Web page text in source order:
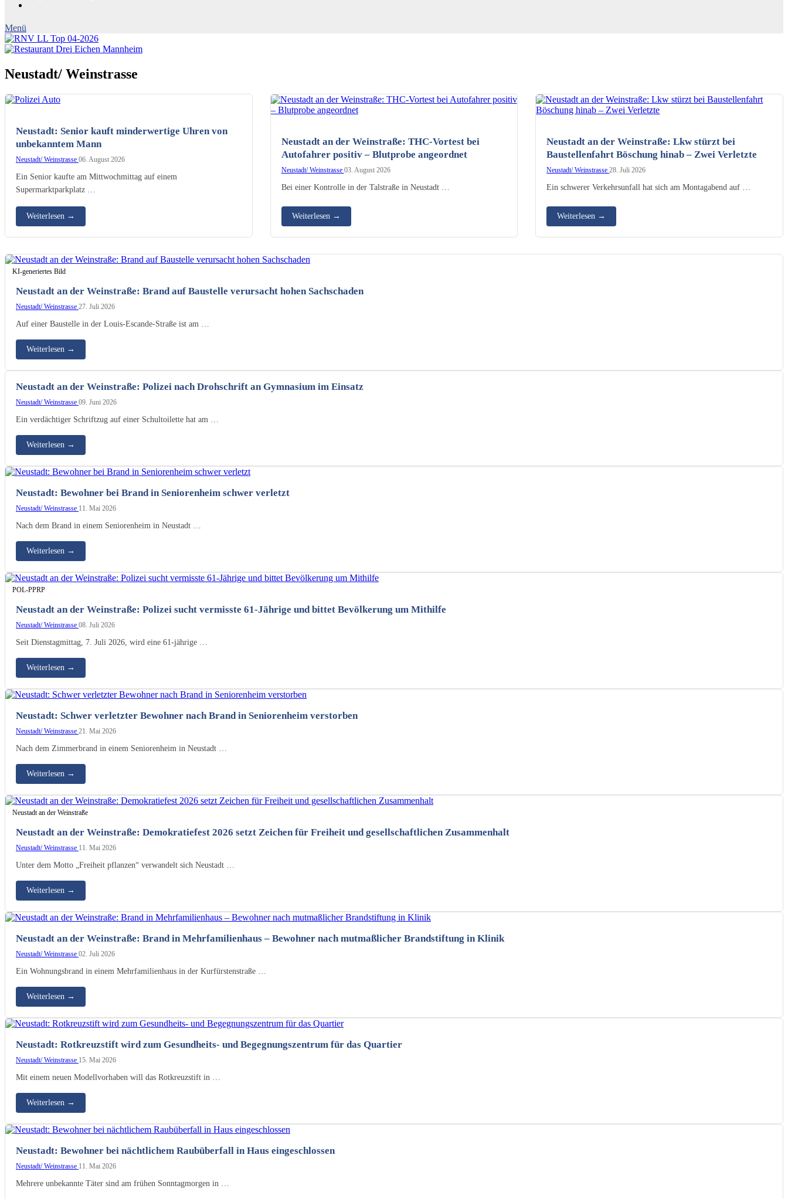
Neustadt/ Weinstrasse
Neustadt: Senior kauft minderwertige Uhren von
unbekanntem Mann
Neustadt/ Weinstrasse 06. August 2026
Ein Senior kaufte am Mittwochmittag auf einem
Supermarktparkplatz …
Weiterlesen →
Neustadt an der Weinstraße: THC-Vortest bei
Autofahrer positiv – Blutprobe angeordnet
Neustadt/ Weinstrasse 03. August 2026
Bei einer Kontrolle in der Talstraße in Neustadt …
Weiterlesen →
Neustadt an der Weinstraße: Lkw stürzt bei
Baustellenfahrt Böschung hinab – Zwei Verletzte
Neustadt/ Weinstrasse28. Juli 2026
Ein schwerer Verkehrsunfall hat sich am Montagabend auf …
Weiterlesen →
KI-generiertes Bild
Neustadt an der Weinstraße: Brand auf Baustelle verursacht hohen Sachschaden
Neustadt/ Weinstrasse 27. Juli 2026
Auf einer Baustelle in der Louis-Escande-Straße ist am …
Weiterlesen →
Neustadt an der Weinstraße: Polizei nach Drohschrift an Gymnasium im Einsatz
Neustadt/ Weinstrasse 09. Juni 2026
Ein verdächtiger Schriftzug auf einer Schultoilette hat am …
Weiterlesen →
Neustadt: Bewohner bei Brand in Seniorenheim schwer verletzt
Neustadt/ Weinstrasse 11. Mai 2026
Nach dem Brand in einem Seniorenheim in Neustadt …
Weiterlesen →
POL-PPRP
Neustadt an der Weinstraße: Polizei sucht vermisste 61-Jährige und bittet Bevölkerung um Mithilfe
Neustadt/ Weinstrasse 08. Juli 2026
Seit Dienstagmittag, 7. Juli 2026, wird eine 61-jährige …
Weiterlesen →
Neustadt: Schwer verletzter Bewohner nach Brand in Seniorenheim verstorben
Neustadt/ Weinstrasse 21. Mai 2026
Nach dem Zimmerbrand in einem Seniorenheim in Neustadt …
Weiterlesen →
Neustadt an der Weinstraße
Neustadt an der Weinstraße: Demokratiefest 2026 setzt Zeichen für Freiheit und gesellschaftlichen Zusammenhalt
Neustadt/ Weinstrasse 11. Mai 2026
Unter dem Motto „Freiheit pflanzen“ verwandelt sich Neustadt …
Weiterlesen →
Neustadt an der Weinstraße: Brand in Mehrfamilienhaus – Bewohner nach mutmaßlicher Brandstiftung in Klinik
Neustadt/ Weinstrasse 02. Juli 2026
Ein Wohnungsbrand in einem Mehrfamilienhaus in der Kurfürstenstraße …
Weiterlesen →
Neustadt: Rotkreuzstift wird zum Gesundheits- und Begegnungszentrum für das Quartier
Neustadt/ Weinstrasse 15. Mai 2026
Mit einem neuen Modellvorhaben will das Rotkreuzstift in …
Weiterlesen →
Neustadt: Bewohner bei nächtlichem Raubüberfall in Haus eingeschlossen
Neustadt/ Weinstrasse 11. Mai 2026
Mehrere unbekannte Täter sind am frühen Sonntagmorgen in …